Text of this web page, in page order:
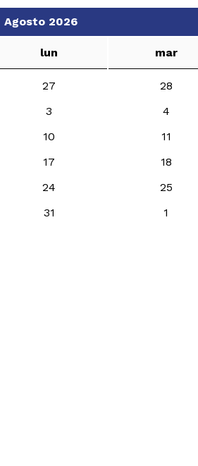
Agosto 2026
lun mar
27
28
3
4
10
11
17
18
24
25
31
1